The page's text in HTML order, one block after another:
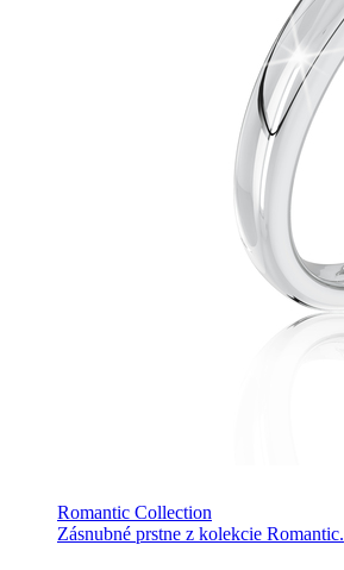
Romantic Collection
Zásnubné prstne z kolekcie Romantic.